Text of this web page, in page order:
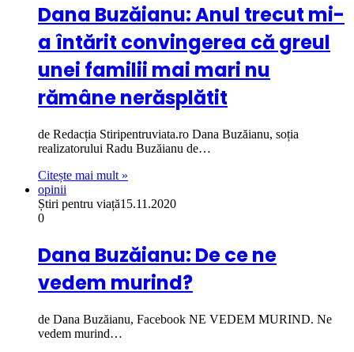
Dana Buzăianu: Anul trecut mi-
a întărit convingerea că greul
unei familii mai mari nu
rămâne nerăsplătit
de Redacția Stiripentruviata.ro Dana Buzăianu, soția
realizatorului Radu Buzăianu de…
Citește mai mult »
opinii
Știri pentru viață15.11.2020
0
Dana Buzăianu: De ce ne
vedem murind?
de Dana Buzăianu, Facebook NE VEDEM MURIND. Ne
vedem murind…